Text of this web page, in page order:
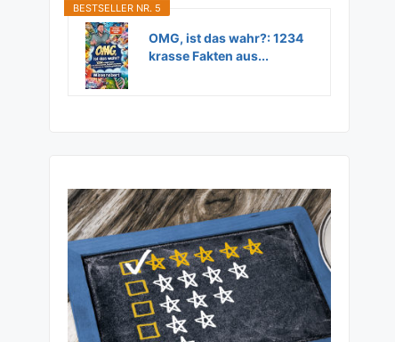
BESTSELLER NR. 5
OMG, ist das wahr?: 1234
krasse Fakten aus...